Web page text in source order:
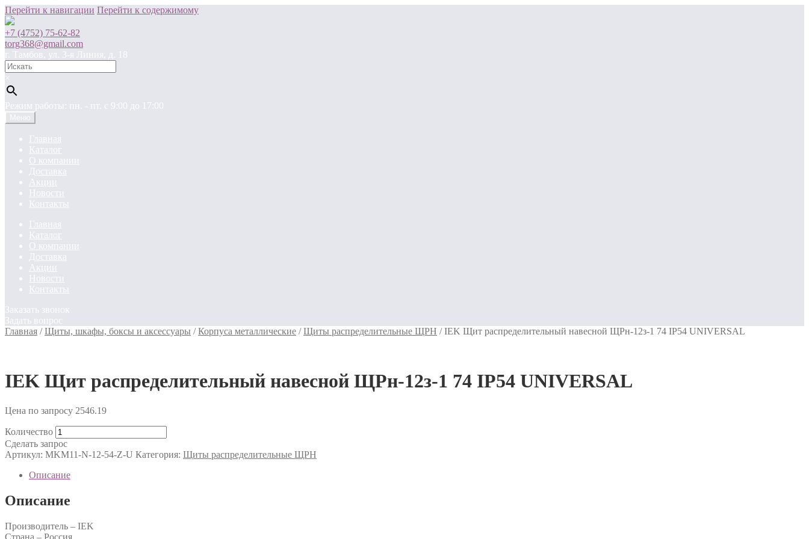
Перейти к навигации Перейти к содержимому
+7 (4752) 75-62-82
torg368@gmail.com
г. Тамбов, ул. 3-я Линия, д. 18
×
Режим работы: пн. - пт. c 9:00 до 17:00
Меню
Главная
Каталог
О компании
Доставка
Акции
Новости
Контакты
Главная
Каталог
О компании
Доставка
Акции
Новости
Контакты
Заказать звонок
Задать вопрос
Главная /Щиты, шкафы, боксы и аксессуары /Корпуса металлические /Щиты распределительные ЩРН /IEK Щит распределительный навесной ЩРн-12з-1 74 IP54 UNIVERSAL
IEK Щит распределительный навесной ЩРн-12з-1 74 IP54 UNIVERSAL
Цена по запросу 2546.19
Количество
Сделать запрос
Артикул: MKM11-N-12-54-Z-U Категория: Щиты распределительные ЩРН
Описание
Описание
Производитель – IEK
Страна – Россия